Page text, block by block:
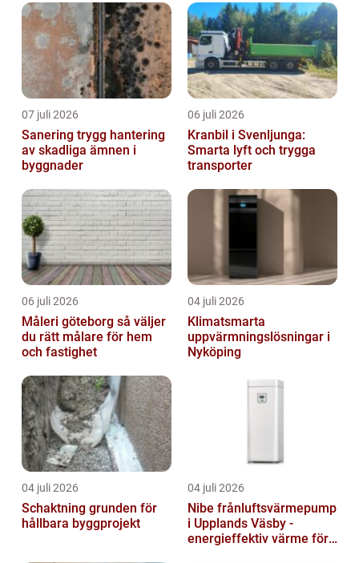
07 juli 2026
Sanering trygg hantering
av skadliga ämnen i
byggnader
06 juli 2026
Kranbil i Svenljunga:
Smarta lyft och trygga
transporter
06 juli 2026
Måleri göteborg så väljer
du rätt målare för hem
och fastighet
04 juli 2026
Klimatsmarta
uppvärmningslösningar i
Nyköping
04 juli 2026
Schaktning grunden för
hållbara byggprojekt
04 juli 2026
Nibe frånluftsvärmepump
i Upplands Väsby -
energieffektiv värme för